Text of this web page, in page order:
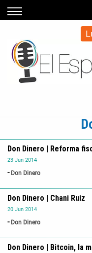
23 Jun 2014
Don Dinero
Don Dinero | Reforma
20 Jun 2014
Don Dinero
Don Dinero | Chani Ruiz
Don Dinero | Bitcoin, la